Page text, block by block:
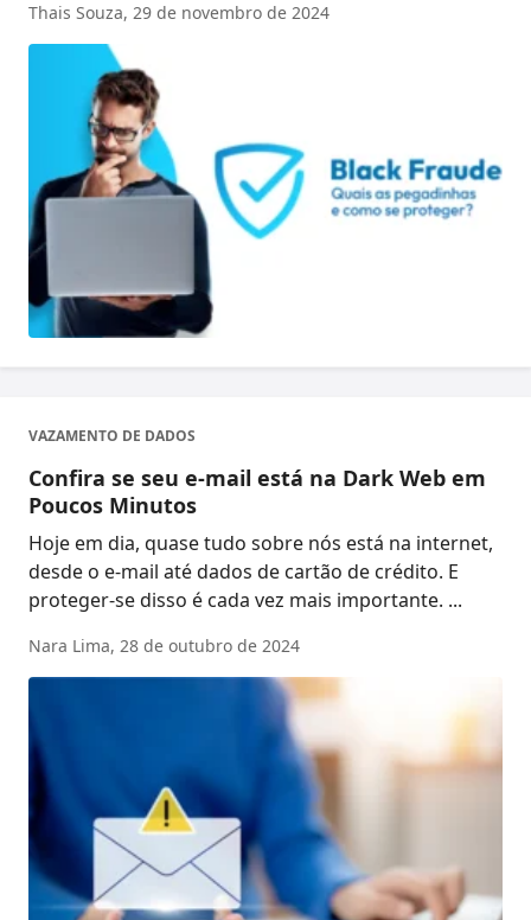
Thais Souza, 29 de novembro de 2024
VAZAMENTO DE DADOS
Confira se seu e-mail está na Dark Web em
Poucos Minutos
Hoje em dia, quase tudo sobre nós está na internet,
desde o e-mail até dados de cartão de crédito. E
proteger-se disso é cada vez mais importante. ...
Nara Lima, 28 de outubro de 2024